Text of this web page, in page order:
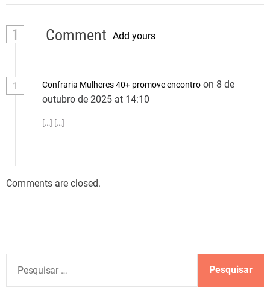
1 Comment Add yours
1 Confraria Mulheres 40+ promove encontro on 8 de
outubro de 2025 at 14:10
[…] […]
Comments are closed.
s